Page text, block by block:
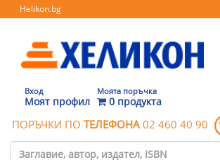
Helikon.bg
Вход
Моят профил
Моята поръчка
0 продукта
ПОРЪЧКИ ПО ТЕЛЕФОНА 02 460 40 90